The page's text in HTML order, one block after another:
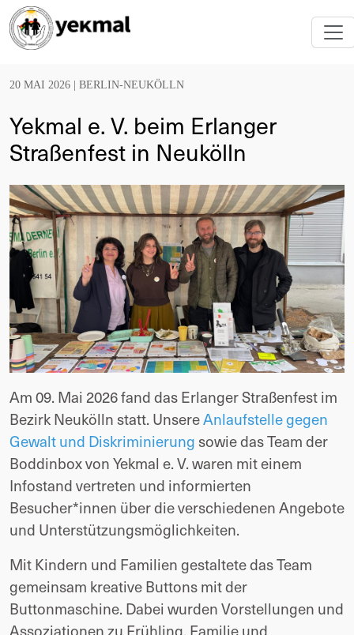
20 MAI 2026 | BERLIN-NEUKÖLLN
Yekmal e. V. beim Erlanger
Straßenfest in Neukölln
Am 09. Mai 2026 fand das Erlanger Straßenfest im
Bezirk Neukölln statt. UnsereAnlaufstelle gegen
Gewalt und Diskriminierung sowie das Team der
Boddinbox von Yekmal e. V. waren mit einem
Infostand vertreten und informierten
Besucher*innen über die verschiedenen Angebote
und Unterstützungsmöglichkeiten.
Mit Kindern und Familien gestaltete das Team
gemeinsam kreative Buttons mit der
Buttonmaschine. Dabei wurden Vorstellungen und
Assoziationen zu Frühling, Familie und